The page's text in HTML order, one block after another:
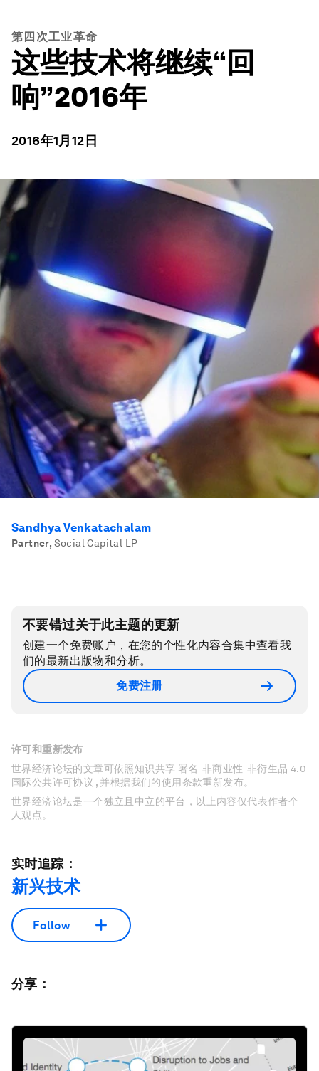
第四次工业革命
这些技术将继续“回
响”2016年
2016年1月12日
Sandhya Venkatachalam
Partner, Social Capital LP
不要错过关于此主题的更新
创建一个免费账户，在您的个性化内容合集中查看我
们的最新出版物和分析。
免费注册
许可和重新发布
世界经济论坛的文章可依照知识共享 署名-非商业性-非衍生品 4.0
国际公共许可协议 , 并根据我们的使用条款重新发布。
世界经济论坛是一个独立且中立的平台，以上内容仅代表作者个
人观点。
实时追踪：
新兴技术
Follow
分享：